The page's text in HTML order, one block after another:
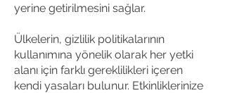
yerine getirilmesini sağlar.
Ülkelerin, gizlilik politikalarının
kullanımına yönelik olarak her yetki
alanı için farklı gereklilikleri içeren
kendi yasaları bulunur. Etkinliklerinize